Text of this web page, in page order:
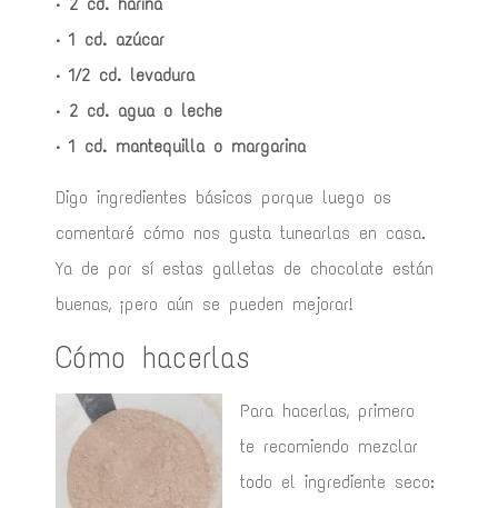
· 1 cd. azúcar
· 1/2 cd. levadura
· 2 cd. agua o leche
· 1 cd. mantequilla o margarina
Digo ingredientes básicos porque luego os
comentaré cómo nos gusta tunearlas en casa.
Ya de por sí estas galletas de chocolate están
buenas, ¡pero aún se pueden mejorar!
Cómo hacerlas
Para hacerlas, primero
te recomiendo mezclar
todo el ingrediente seco: